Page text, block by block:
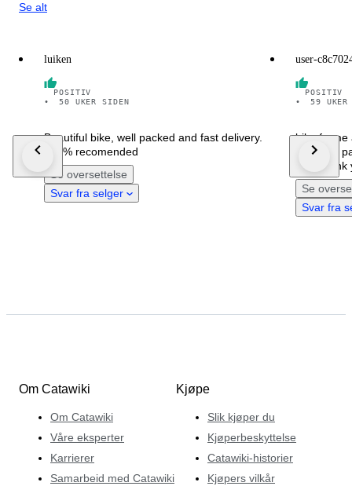
Se alt
luiken
POSITIV
•
50 UKER SIDEN
Beautiful bike, well packed and fast delivery.
100% recomended
Se oversettelse
Svar fra selger
user-
POSITIV
•
59 UKER
bike frame
very well
time.thank
Se
Svar fra
Om Catawiki
Om Catawiki
Våre eksperter
Karrierer
Samarbeid med Catawiki
Kjøpe
Slik kjøper du
Kjøperbeskyttelse
Catawiki-historier
Kjøpers vilkår